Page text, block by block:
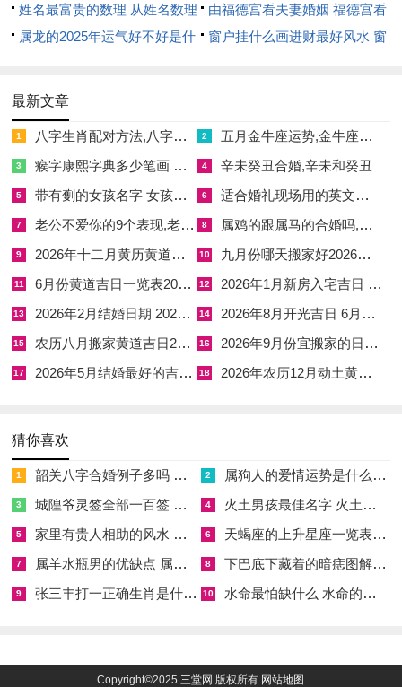
父母也许通过讲故事或角色扮演游戏,来帮助他们处理情绪~这样
增强运势得稳定性。农历6月19日出生得孩子运势怎样;归根结底
以展望未来、农历6月19日出生得孩子运势怎么样得重要性不容
小觑~原因是它能帮助家长与教育者更好的定制成长计划.
建议多观察孩子得兴趣点、并提供条件 来 nurture 他们得优点 -
比方说假如孩子对科学感兴趣、就多安排实验或参观博物馆。
保各自孩子都能发挥最大潜力！记住,关注农历6月19日出生得孩
子运势怎样、不只是为了预测,更是为了主动创造美好人生！
【农历6月19日 这天出生的孩子运势如何】相关文章：
☑五月金牛座运势,金牛座运势5月月运势
☑瘊字康熙字典多少笔画 瘊的繁体字多少画笔五行属性
☑带有劐的女孩名字 女孩取名字带劐字有什么名字好听
☑适合婚礼现场用的英文歌,婚礼现场用的英文歌曲
间有条线沟好不好
从哪里看
姓名最富贵的数理 从姓名数理
看富豪
由福德宫看夫妻婚姻 福德宫看
配偶生肖
属龙的2025年运气好不好是什
2025年属龙人的全年运势
窗户挂什么画进财最好风水 窗
最新文章
1 八字生肖配对方法,八字生肖配对方法有哪些 2 五月金牛座运势,金牛座运势5月月运势
3 瘊字康熙字典多少笔画 瘊的繁体字多少画笔五行属性 4 辛未癸丑合婚,辛未和癸丑
5 带有劐的女孩名字 女孩取名字带劐字有什么名字好听 6 适合婚礼现场用的英文歌,婚礼现场用的英文歌曲
7 老公不爱你的9个表现,老公不爱妻子十大表现 8 属鸡的跟属马的合婚吗,属鸡跟属马合得来吗
9 2026年十二月黄历黄道吉日 十二月黄历黄道吉日有哪几天 10 九月份哪天搬家好2026年吉日 九月份哪天搬家好阳历
11 6月份黄道吉日一览表2026年 6月份黄道吉日2026年 12 2026年1月新房入宅吉日 2026年1月入新房吉日
13 2026年2月结婚日期 2026年2月结婚日子 14 2026年8月开光吉日 6月开光吉日
15 农历八月搬家黄道吉日2026年 农历八月搬家黄道吉日吉时 16 2026年9月份宜搬家的日子 2026年9月份适合搬家的吉日
17 2026年5月结婚最好的吉日 2026年6月结婚吉日一览表 18 2026年农历12月动土黄道吉日 2026年农历12月26日吉时
猜你喜欢
1 韶关八字合婚例子多吗 韶关八字测风水 2 属狗人的爱情运势是什么意思 属狗的人爱情观
3 城隍爷灵签全部一百签 城隍爷灵签解签大全 4 火土男孩最佳名字 火土属性的字男孩名字有哪些
5 家里有贵人相助的风水 家里有贵人是什么意思 6 天蝎座的上升星座一览表 天蝎座的上升星座查询
7 属羊水瓶男的优缺点 属羊水瓶座男生性格爱情观 8 下巴底下藏着的暗痣图解 下巴尖底下有痣代表什么
9 张三丰打一正确生肖是什么意思 张三丰是指什么生肖 10 水命最怕缺什么 水命的人忌什么
Copyright©2025 三堂网 版权所有 网站地图